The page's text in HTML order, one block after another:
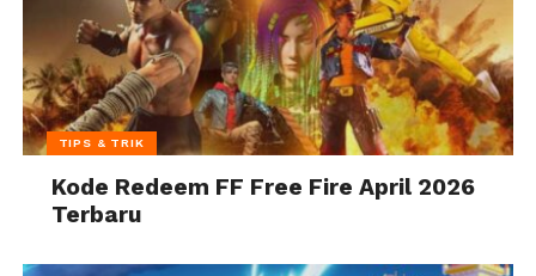
TIPS & TRIK
Kode Redeem FF Free Fire April 2026
Terbaru